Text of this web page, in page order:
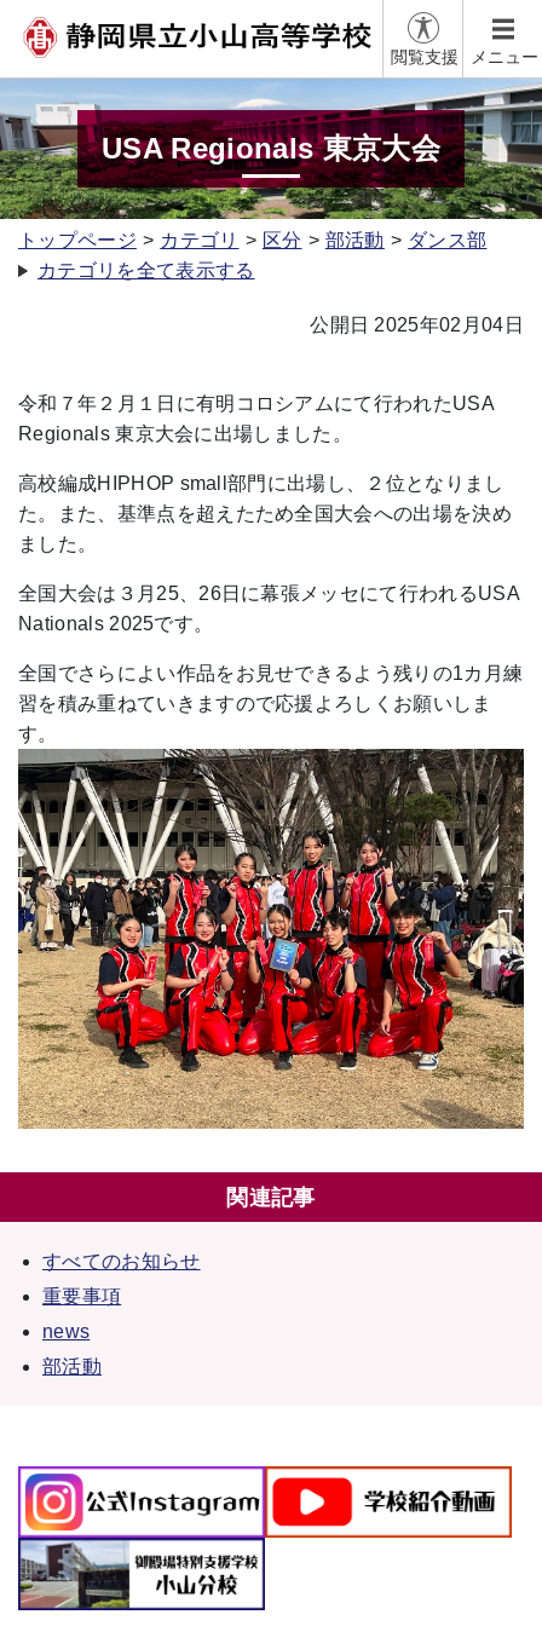
閲覧支援 メニュー
USA Regionals 東京大会
トップページ カテゴリ 区分 部活動
ダンス部
カテゴリを全て表示する
公開日 2025年02月04日
令和７年２月１日に有明コロシアムにて行われたUSA
Regionals 東京大会に出場しました。
高校編成HIPHOP small部門に出場し、２位となりまし
た。また、基準点を超えたため全国大会への出場を決め
ました。
全国大会は３月25、26日に幕張メッセにて行われるUSA
Nationals 2025です。
全国でさらによい作品をお見せできるよう残りの1カ月練
習を積み重ねていきますので応援よろしくお願いしま
す。
関連記事
すべてのお知らせ
重要事項
news
部活動